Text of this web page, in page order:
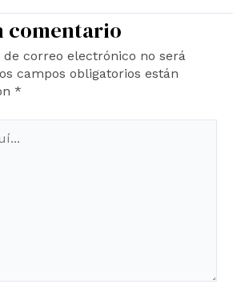
comentario
correo electrónico no será
campos obligatorios están
*